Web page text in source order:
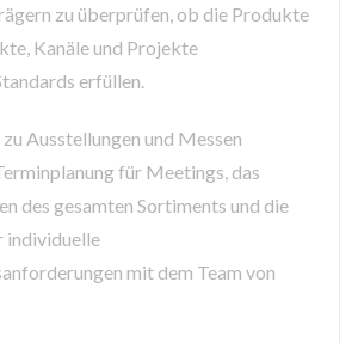
zu überprüfen, ob die Produkte
Kanäle und Projekte
erfüllen.
Ausstellungen und Messen
für Meetings, das
des gesamten Sortiments und die
individuelle
mit dem Team von